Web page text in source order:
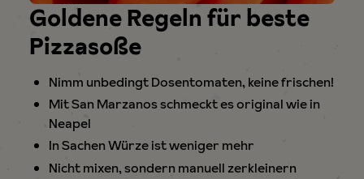
Goldene Regeln für beste
Pizzasoße
Nimm unbedingt Dosentomaten, keine frischen!
Mit San Marzanos schmeckt es original wie in
Neapel
In Sachen Würze ist weniger mehr
Nicht mixen, sondern manuell zerkleinern